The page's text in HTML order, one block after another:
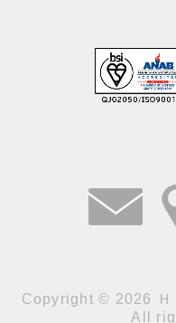
Copyright© 2026 Ｈ
All